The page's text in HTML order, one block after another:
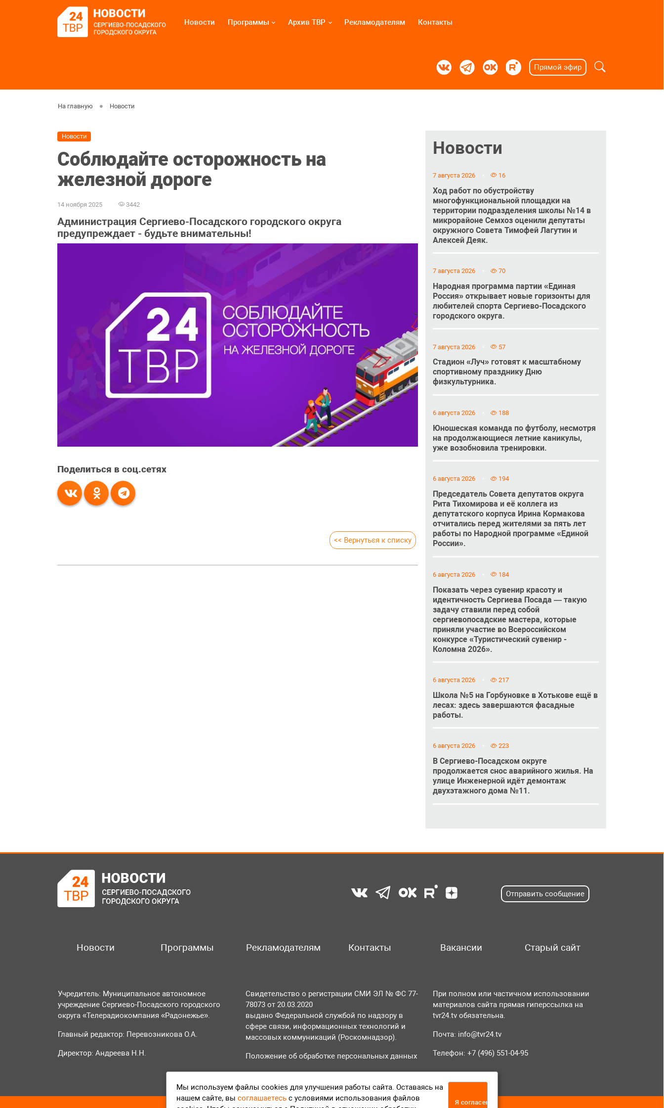
Новости Программы Архив ТВР Рекламодателям Контакты
Прямой эфир
На главную Новости
Новости
Соблюдайте осторожность на
железной дороге
14 ноября 2025 3442
Администрация Сергиево-Посадского городского округа
предупреждает - будьте внимательны!
Поделиться в соц.сетях
<< Вернуться к списку
Новости
7 августа 2026 16
Ход работ по обустройству
многофункциональной площадки на
территории подразделения школы №14 в
микрорайоне Семхоз оценили депутаты
окружного Совета Тимофей Лагутин и
Алексей Деяк.
7 августа 2026 70
Народная программа партии «Единая
Россия» открывает новые горизонты для
любителей спорта Сергиево-Посадского
городского округа.
7 августа 2026 57
Стадион «Луч» готовят к масштабному
спортивному празднику Дню
физкультурника.
6 августа 2026 188
Юношеская команда по футболу, несмотря
на продолжающиеся летние каникулы,
уже возобновила тренировки.
6 августа 2026 194
Председатель Совета депутатов округа
Рита Тихомирова и её коллега из
депутатского корпуса Ирина Кормакова
отчитались перед жителями за пять лет
работы по Народной программе «Единой
России».
6 августа 2026 184
Показать через сувенир красоту и
идентичность Сергиева Посада — такую
задачу ставили перед собой
сергиевопосадские мастера, которые
приняли участие во Всероссийском
конкурсе «Туристический сувенир -
Коломна 2026».
6 августа 2026 217
Школа №5 на Горбуновке в Хотькове ещё в
лесах: здесь завершаются фасадные
работы.
6 августа 2026 223
В Сергиево-Посадском округе
продолжается снос аварийного жилья. На
улице Инженерной идёт демонтаж
двухэтажного дома №11.
Отправить сообщение
Новости Программы Рекламодателям Контакты Вакансии Старый сайт
Учредитель: Муниципальное автономное
учреждение Сергиево-Посадского городского
округа «Телерадиокомпания «Радонежье».
Главный редактор: Перевозникова О.А.
Директор: Андреева Н.Н.
Свидетельство о регистрации СМИ ЭЛ № ФС 77-
78073 от 20.03.2020
выдано Федеральной службой по надзору в
сфере связи, информационных технологий и
массовых коммуникаций (Роскомнадзор).
Положение об обработке персональных данных
Согласие на обработку персональных данных
При полном или частичном использовании
материалов сайта прямая гиперссылка на
tvr24.tv обязательна.
Почта: info@tvr24.tv
Телефон: +7 (496) 551-04-95
Мы используем файлы cookies для улучшения работы сайта. Оставаясь на
нашем сайте, вы соглашаетесь с условиями использования файлов
Я согласен